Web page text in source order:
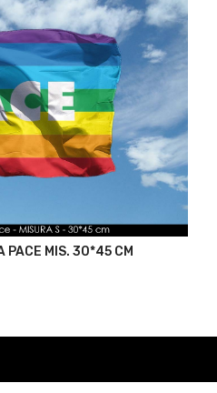
PACE MIS. 30*45 CM